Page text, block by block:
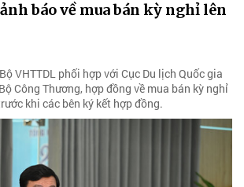
báo về mua bán kỳ nghỉ lên
VHTTDL phối hợp với Cục Du lịch Quốc gia
Công Thương, hợp đồng về mua bán kỳ nghỉ
khi các bên ký kết hợp đồng.